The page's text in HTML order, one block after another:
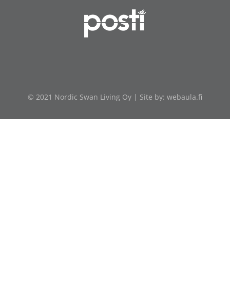
© 2021 Nordic Swan Living Oy | Site by: webaula.fi